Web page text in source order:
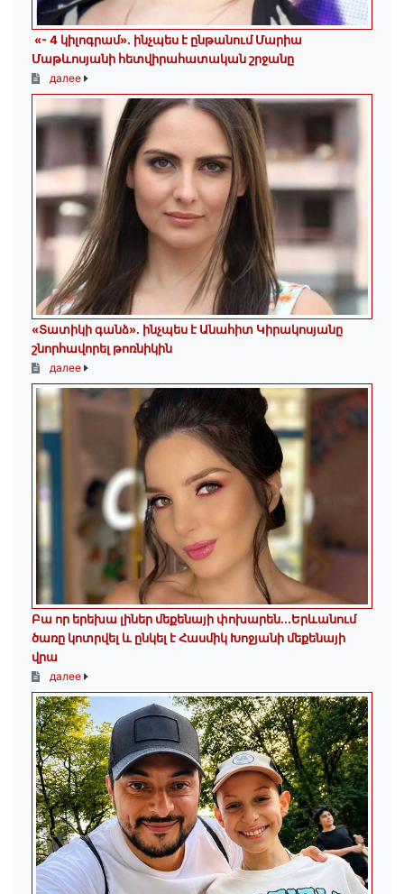
«- 4 կիլոգրամ». ինչպես է ընթանում Մարիա
Մաթևոսյանի հետվիրահատական շրջանը
далее
«Տատիկի գանձ». ինչպես է Անահիտ Կիրակոսյանը
շնորհավորել թոռնիկին
далее
Բա որ երեխա լիներ մեքենայի փոխարեն...Երևանում
ծառը կոտրվել և ընկել է Հասմիկ Խոջյանի մեքենայի
վրա
далее